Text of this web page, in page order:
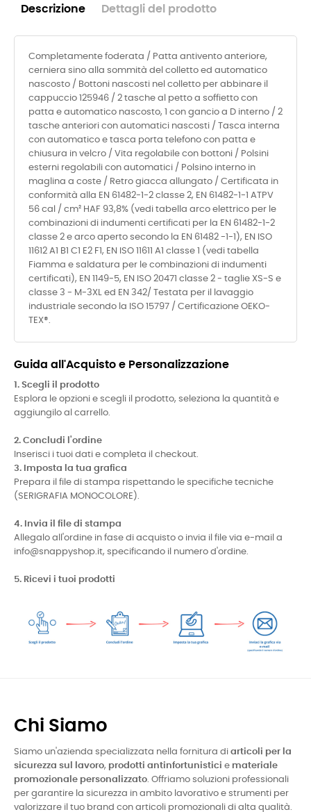
Descrizione Dettagli del prodotto
Completamente foderata / Patta antivento anteriore,
cerniera sino alla sommità del colletto ed automatico
nascosto / Bottoni nascosti nel colletto per abbinare il
cappuccio 125946 / 2 tasche al petto a soffietto con
patta e automatico nascosto, 1 con gancio a D interno / 2
tasche anteriori con automatici nascosti / Tasca interna
con automatico e tasca porta telefono con patta e
chiusura in velcro / Vita regolabile con bottoni / Polsini
esterni regolabili con automatici / Polsino interno in
maglina a coste / Retro giacca allungato / Certificata in
conformità alla EN 61482-1-2 classe 2, EN 61482-1-1 ATPV
56 cal / cm² HAF 93,8% (vedi tabella arco elettrico per le
combinazioni di indumenti certificati per la EN 61482-1-2
classe 2 e arco aperto secondo la EN 61482 -1-1), EN ISO
11612 A1 B1 C1 E2 F1, EN ISO 11611 A1 classe 1 (vedi tabella
Fiamma e saldatura per le combinazioni di indumenti
certificati), EN 1149-5, EN ISO 20471 classe 2 - taglie XS-S e
classe 3 - M-3XL ed EN 342/ Testata per il lavaggio
industriale secondo la ISO 15797 / Certificazione OEKO-
TEX®.
Guida all'Acquisto e Personalizzazione
1. Scegli il prodotto
Esplora le opzioni e scegli il prodotto, seleziona la quantità e
aggiungilo al carrello.
2. Concludi l'ordine
Inserisci i tuoi dati e completa il checkout.
3. Imposta la tua grafica
Prepara il file di stampa rispettando le specifiche tecniche
(SERIGRAFIA MONOCOLORE).
4. Invia il file di stampa
Allegalo all'ordine in fase di acquisto o invia il file via e-mail a
info@snappyshop.it, specificando il numero d'ordine.
5. Ricevi i tuoi prodotti
Chi Siamo
Siamo un'azienda specializzata nella fornitura di articoli per la
sicurezza sul lavoro, prodotti antinfortunistici e materiale
promozionale personalizzato. Offriamo soluzioni professionali
per garantire la sicurezza in ambito lavorativo e strumenti per
valorizzare il tuo brand con articoli promozionali di alta qualità.